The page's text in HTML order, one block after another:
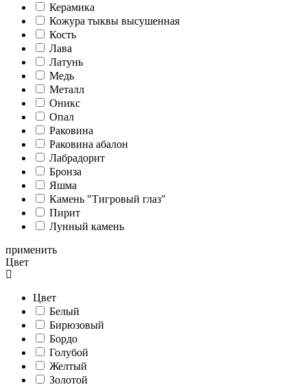
Керамика
Кожура тыквы высушенная
Кость
Лава
Латунь
Медь
Металл
Оникс
Опал
Раковина
Раковина абалон
Лабрадорит
Бронза
Яшма
Камень "Тигровый глаз"
Пирит
Лунный камень
применить
Цвет
Цвет
Белый
Бирюзовый
Бордо
Голубой
Желтый
Золотой